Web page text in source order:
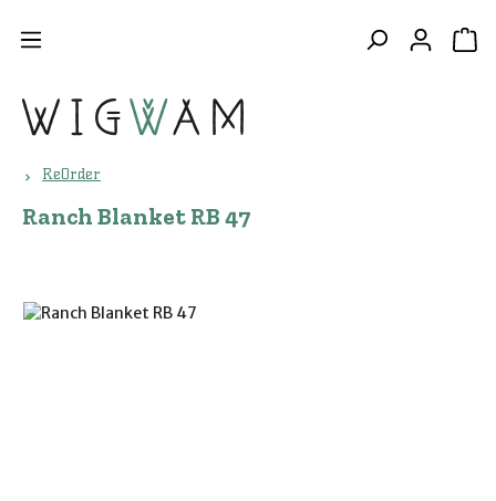
ReOrder
Ranch Blanket RB 47
Bildergalerie überspringen